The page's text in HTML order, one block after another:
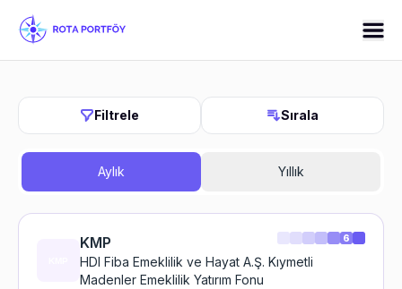
Filtrele Sırala
Aylık Yıllık
KMP
HDI Fiba Emeklilik ve Hayat A.Ş. Kıymetli
Madenler Emeklilik Yatırım Fonu
6